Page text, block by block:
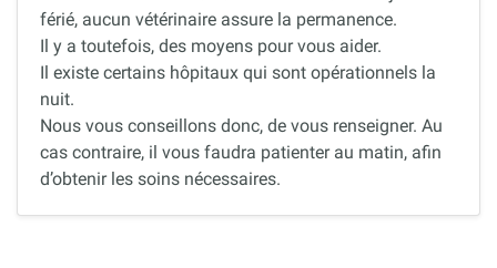
férié, aucun vétérinaire assure la permanence.
Il y a toutefois, des moyens pour vous aider.
Il existe certains hôpitaux qui sont opérationnels la
nuit.
Nous vous conseillons donc, de vous renseigner. Au
cas contraire, il vous faudra patienter au matin, afin
d’obtenir les soins nécessaires.